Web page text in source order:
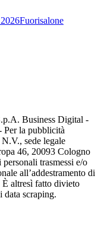
Fuorisalone
Business Digital -
Per la pubblicità
sede legale
46, 20093 Cologno
trasmessi e/o
all’addestramento di
altresì fatto divieto
data scraping.